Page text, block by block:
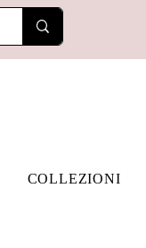
COLLEZIONI